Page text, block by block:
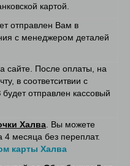
картой.
отправлен Вам в
с менеджером деталей
сайте. После оплаты, на
в соответситвии с
отправлен кассовый
Халва . Вы можете
4 месяца без переплат.
карты Халва